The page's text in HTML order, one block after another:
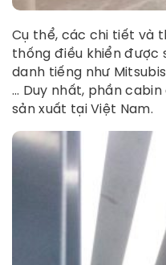
Cụ thể, các chi tiết và
thống điều khiển được
danh tiếng như
… Duy nhất, phần
sản xuất tại Việt Nam.